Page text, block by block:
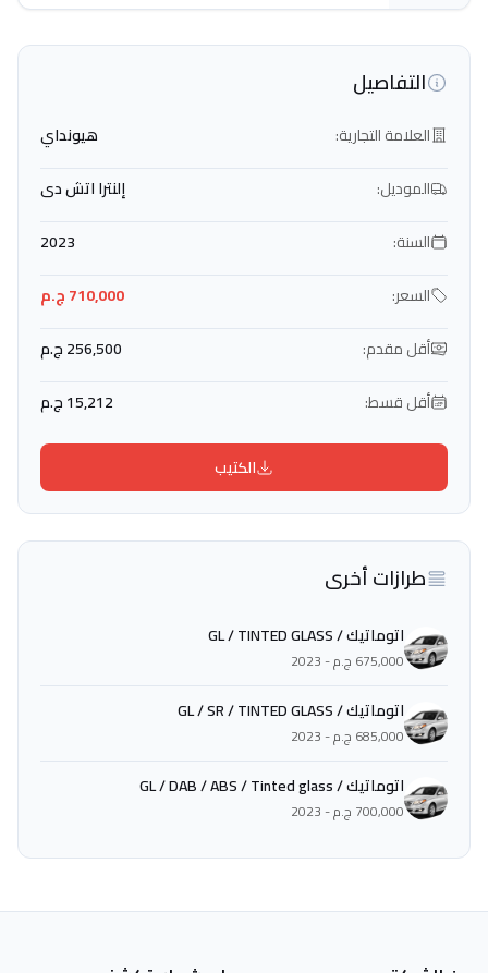
التفاصيل
العلامة التجارية:
هيونداي
الموديل:
إلنترا اتش دى
السنة:
2023
السعر:
710,000 ج.م
أقل مقدم:
256,500 ج.م
أقل قسط:
15,212 ج.م
الكتيب
طرازات أخرى
اتوماتيك / GL / TINTED GLASS
675,000 ج.م - 2023
اتوماتيك / GL / SR / TINTED GLASS
685,000 ج.م - 2023
اتوماتيك / GL / DAB / ABS / Tinted glass
700,000 ج.م - 2023